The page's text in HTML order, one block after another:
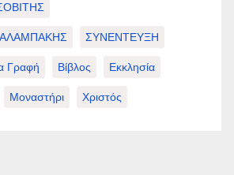
ΣΥΝΕΝΤΕΥΞΗ
Γραφή Βίβλος Εκκλησία
Μοναστήρι Χριστός